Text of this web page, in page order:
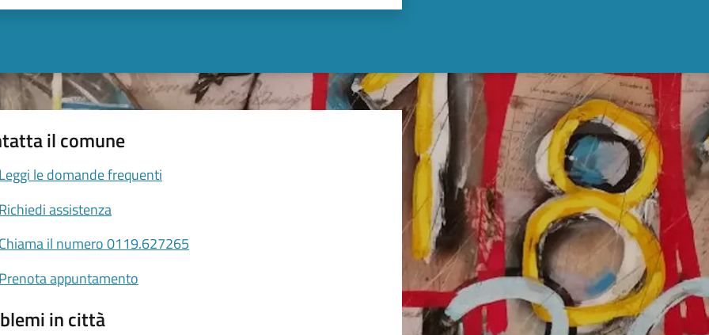
il comune
Leggi le domande frequenti
Richiedi assistenza
Chiama il numero 0119.627265
Prenota appuntamento
in città